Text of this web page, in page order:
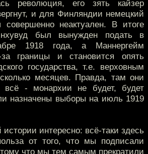
революция, его зять кайзер
и для Финляндии немецкий
совершенно неактуален. В итоге
был вынужден подать в
1918 года, а Маннергейм
за границы и становится опять
государства, т.е. верховным
месяцев. Правда, там они
- монархии не будет, будет
назначены выборы на июль 1919
интересно: всё-таки здесь
от того, что мы подписали
что мы тем самым прекратили